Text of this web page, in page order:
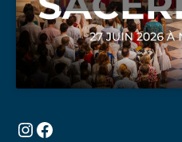
Instagram
Facebook